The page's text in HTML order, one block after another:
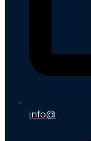
info@